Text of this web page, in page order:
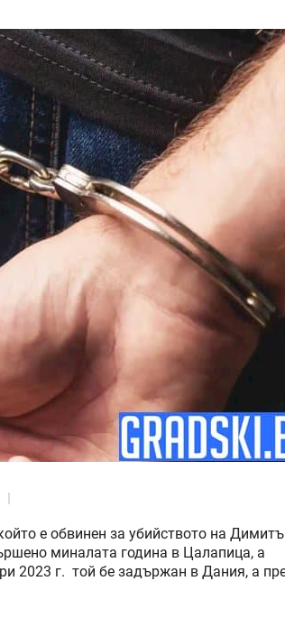
е обвинен за убийството на
миналата година в Цалапица, а
2023 г. той бе задържан в Дания, а